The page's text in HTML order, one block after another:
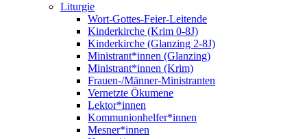
Liturgie
Wort-Gottes-Feier-Leitende
Kinderkirche (Krim 0-8J)
Kinderkirche (Glanzing 2-8J)
Ministrant*innen (Glanzing)
Ministrant*innen (Krim)
Frauen-/Männer-Ministranten
Vernetzte Ökumene
Lektor*innen
Kommunionhelfer*innen
Mesner*innen